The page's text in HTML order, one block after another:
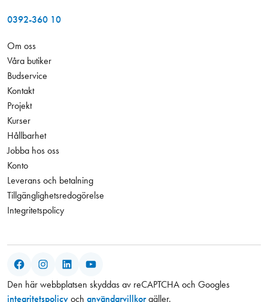
0392-360 10
Om oss
Våra butiker
Budservice
Kontakt
Projekt
Kurser
Hållbarhet
Jobba hos oss
Konto
Leverans och betalning
Tillgänglighetsredogörelse
Integritetspolicy
Facebook
Instagram
LinkedIn
Den här webbplatsen skyddas av reCAPTCHA och Googles
integritetspolicy och användarvillkorgäller.